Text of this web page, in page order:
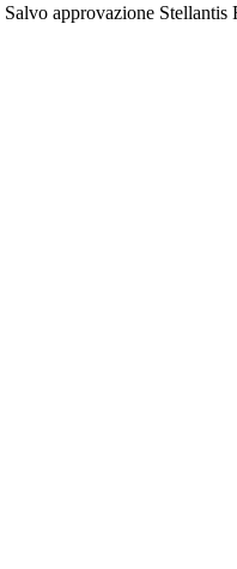
Salvo approvazione